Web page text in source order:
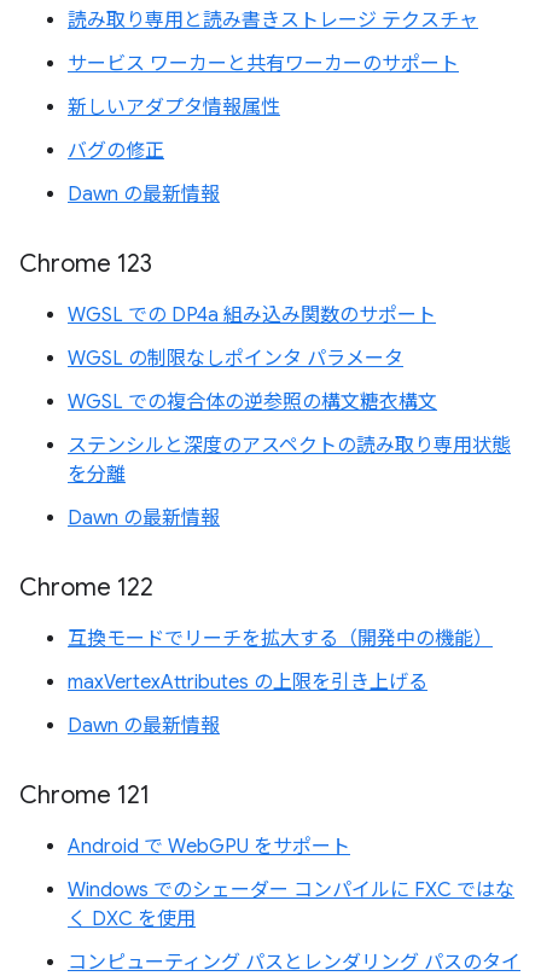
読み取り専用と読み書きストレージ テクスチャ
サービス ワーカーと共有ワーカーのサポート
新しいアダプタ情報属性
バグの修正
Dawn の最新情報
Chrome 123
WGSL での DP4a 組み込み関数のサポート
WGSL の制限なしポインタ パラメータ
WGSL での複合体の逆参照の構文糖衣構文
ステンシルと深度のアスペクトの読み取り専用状態
を分離
Dawn の最新情報
Chrome 122
互換モードでリーチを拡大する（開発中の機能）
maxVertexAttributes の上限を引き上げる
Dawn の最新情報
Chrome 121
Android で WebGPU をサポート
Windows でのシェーダー コンパイルに FXC ではな
く DXC を使用
コンピューティング パスとレンダリング パスのタイ